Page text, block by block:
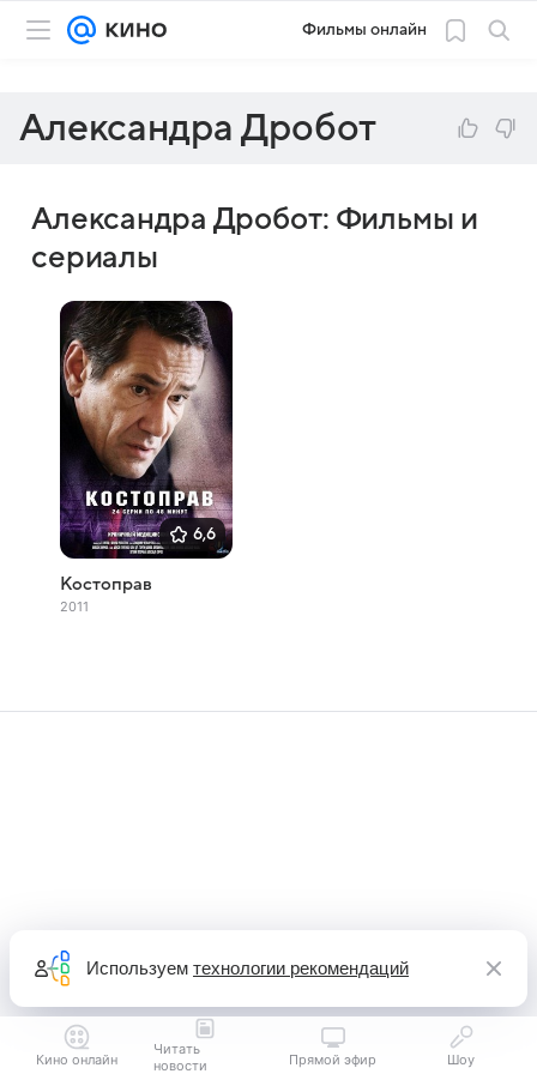
Фильмы онлайн
Александра Дробот
Александра Дробот: Фильмы и
сериалы
6,6
Костоправ
2011
Кино онлайн
Читать
новости
Прямой эфир Шоу
Используем технологии рекомендаций